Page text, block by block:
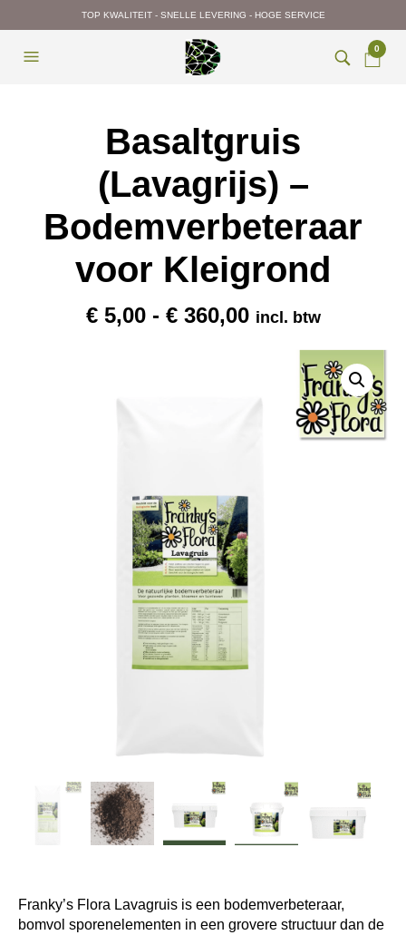
TOP KWALITEIT - SNELLE LEVERING - HOGE SERVICE
0
Basaltgruis
(Lavagrijs) –
Bodemverbeteraar
voor Kleigrond
€5,00 - €360,00Prijsklasse:
€ 360,00
incl. btw
Franky’s Flora Lavagruis is een bodemverbeteraar,
bomvol sporenelementen in een grovere structuur dan de